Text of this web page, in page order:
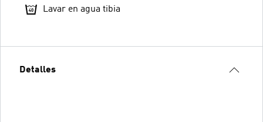
Lavar en agua tibia
Detalles